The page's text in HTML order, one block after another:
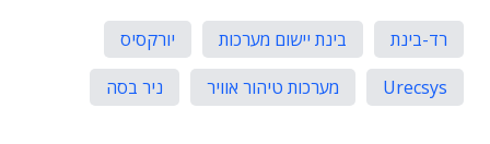
רד-בינת בינת יישום מערכות
יורקסיס
Urecsys
מערכות טיהור אוויר ניר בסה